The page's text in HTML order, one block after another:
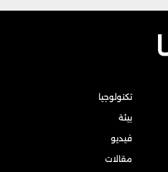
تكنولوجيا
بيئة
فيديو
مقالات